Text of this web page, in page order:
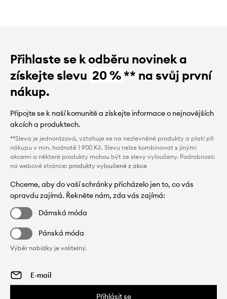
Přihlaste se k odběru novinek a
získejte slevu 20 %** na svůj první
nákup.
Připojte se k naší komunitě a získejte informace o nejnovějších
akcích a produktech.
**Sleva je jednorázová, vztahuje se na nezlevněné produkty a platí při
nákupu v min. hodnotě 1 900 Kč. Slevu nelze kombinovat s jinými
akcemi a některé produkty mohou být ze slevy vyloučeny. Podrobnosti
na webové stránce: produkty vyloučené z akce
Chceme, aby do vaší schránky přicházelo jen to, co vás
opravdu zajímá. Řekněte nám, zda vás zajímá:
Dámská móda
Pánská móda
Výběr nabídky je volitelný.
Přihlásit se